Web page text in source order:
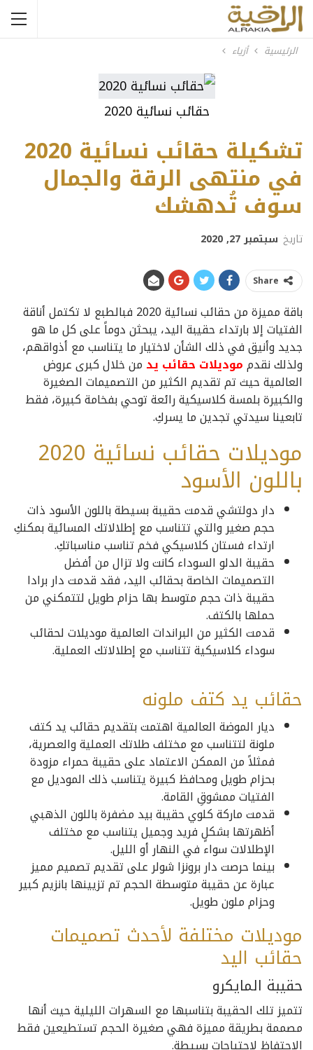
الرئيسية أزياء
حقائب نسائية 2020
تشكيلة حقائب نسائية 2020
في منتهى الرقة والجمال
سوف تُدهشك
تاريخ سبتمبر 27, 2020
Share
باقة مميزة من حقائب نسائية 2020 فبالطبع لا تكتمل أناقة
الفتيات إلا بارتداء حقيبة اليد، يبحثن دوماً على كل ما هو
جديد وأنيق في ذلك الشأن لاختيار ما يتناسب مع أذواقهم،
ولذلك نقدمموديلات حقائب يد من خلال كبرى عروض
العالمية حيث تم تقديم الكثير من التصميمات الصغيرة
والكبيرة بلمسة كلاسيكية رائعة توحي بفخامة كبيرة، فقط
تابعينا سيدتي تجدين ما يسركِ.
موديلات حقائب نسائية 2020
باللون الأسود
دار دولتشي قدمت حقيبة بسيطة باللون الأسود ذات
حجم صغير والتي تتناسب مع إطلالاتك المسائية بمكنكِ
ارتداء فستان كلاسيكي فخم تناسب مناسباتكِ.
حقيبة الدلو السوداء كانت ولا تزال من أفضل
التصميمات الخاصة بحقائب اليد، فقد قدمت دار برادا
حقيبة ذات حجم متوسط بها حزام طويل لتتمكني من
حملها بالكتف.
قدمت الكثير من البراندات العالمية موديلات لحقائب
سوداء كلاسيكية تتناسب مع إطلالاتك العملية.
حقائب يد كتف ملونه
ديار الموضة العالمية اهتمت بتقديم حقائب يد كتف
ملونة لتتناسب مع مختلف طلاتك العملية والعصرية،
فمثلاً من الممكن الاعتماد على حقيبة حمراء مزودة
بحزام طويل ومحافظ كبيرة يتناسب ذلك الموديل مع
الفتيات ممشوقِ القامة.
قدمت ماركة كلوي حقيبة بيد مضفرة باللون الذهبي
أظهرتها بشكلٍ فريد وجميل يتناسب مع مختلف
الإطلالات سواء في النهار أو الليل.
بينما حرصت دار برونزا شولر على تقديم تصميم مميز
عبارة عن حقيبة متوسطة الحجم تم تزيينها بانزيم كبير
وحزام ملون طويل.
موديلات مختلفة لأحدث تصميمات
حقائب اليد
حقيبة المايكرو
تتميز تلك الحقيبة بتناسبها مع السهرات الليلية حيث أنها
مصممة بطريقة مميزة فهي صغيرة الحجم تستطيعين فقط
الاحتفاظ لاحتياجات بسيطة.